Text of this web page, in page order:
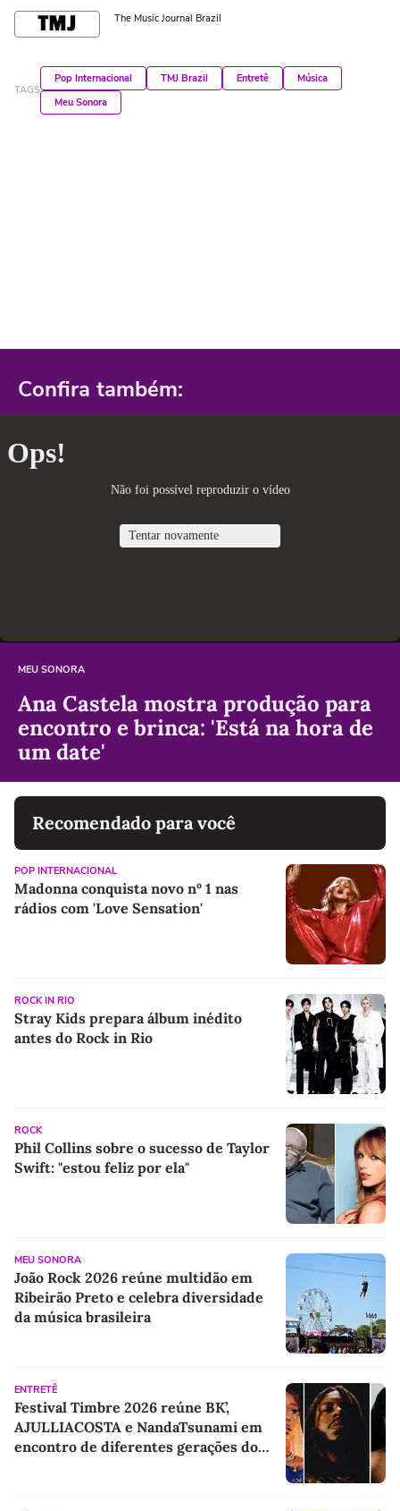
The Music Journal Brazil
TAGS
Pop Internacional TMJ Brazil Entretê
Música
Meu Sonora
Confira também:
MEU SONORA
Ana Castela mostra produção para
encontro e brinca: 'Está na hora de
um date'
Recomendado para você
POP INTERNACIONAL
Madonna conquista novo nº 1 nas
rádios com 'Love Sensation'
ROCK IN RIO
Stray Kids prepara álbum inédito
antes do Rock in Rio
ROCK
Phil Collins sobre o sucesso de Taylor
Swift: "estou feliz por ela"
MEU SONORA
João Rock 2026 reúne multidão em
Ribeirão Preto e celebra diversidade
da música brasileira
ENTRETÊ
Festival Timbre 2026 reúne BK’,
AJULLIACOSTA e NandaTsunami em
encontro de diferentes gerações do